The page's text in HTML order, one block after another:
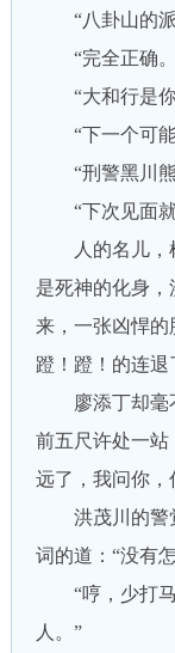
“八卦山的派
“完全正确
“大和行是你
“下一个可能
“刑警黑川熊
“下次见面就
人的名儿，树
是死神的化身
来，一张凶悍的
蹬！蹬！的连退
廖添丁却毫不
前五尺许处一站
远了，我问你，
洪茂川的警觉
词的道：“没有
“哼，少打马
人。”